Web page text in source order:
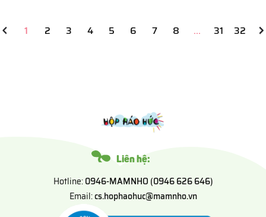
1 2 3 4 5 6 7 8 ... 31 32
Liên hệ:
Hotline:0946-MAMNHO (0946 626 646)
Email:cs.hophaohuc@mamnho.vn